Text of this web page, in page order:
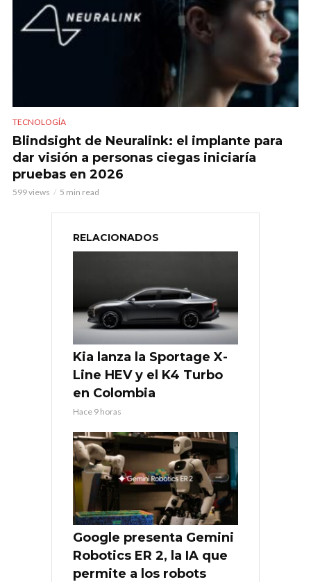
TECNOLOGÍA
Blindsight de Neuralink: el implante para
dar visión a personas ciegas iniciaría
pruebas en 2026
599 views 5 min read
RELACIONADOS
Kia lanza la Sportage X-
Line HEV y el K4 Turbo
en Colombia
Hace 9 horas
Google presenta Gemini
Robotics ER 2, la IA que
permite a los robots